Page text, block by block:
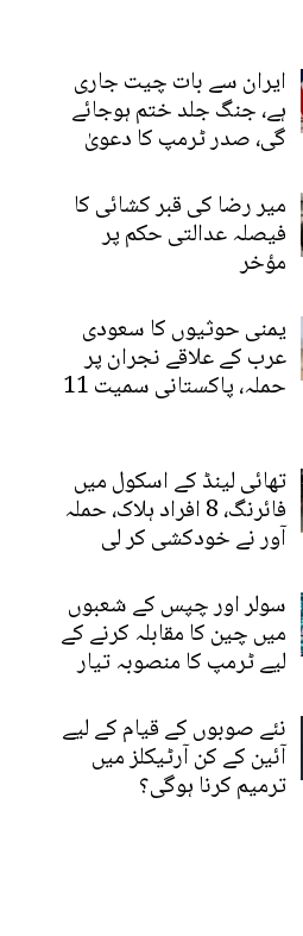
ایران سے بات چیت جاری
ہے، جنگ جلد ختم ہوجائے
گی، صدر ٹرمپ کا دعویٰ
میر رضا کی قبر کشائی کا
فیصلہ عدالتی حکم پر
مؤخر
یمنی حوثیوں کا سعودی
عرب کے علاقے نجران پر
حملہ، پاکستانی سمیت 11
تھائی لینڈ کے اسکول میں
فائرنگ، 8 افراد ہلاک، حملہ
آور نے خودکشی کر لی
سولر اور چپس کے شعبوں
میں چین کا مقابلہ کرنے کے
لیے ٹرمپ کا منصوبہ تیار
نئے صوبوں کے قیام کے لیے
آئین کے کن آرٹیکلز میں
ترمیم کرنا ہوگی؟